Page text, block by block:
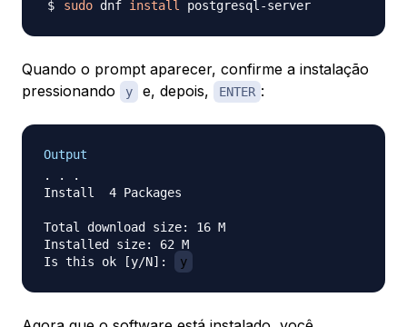
sudo dnf install
Quando o prompt aparecer, confirme a instalação
pressionando
y e, depois, ENTER :
Output
. . .
Install  4 Packages
Total download size: 16 M
Installed size: 62 M
Is this ok [y/N]:
y